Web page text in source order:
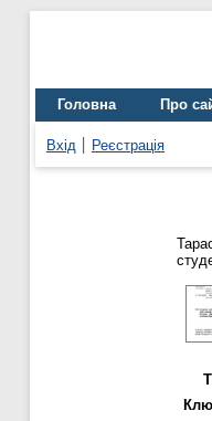
Головна Про
Вхід Реєстрація